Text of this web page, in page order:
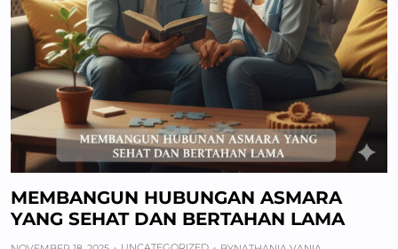
MEMBANGUN HUBUNGAN ASMARA
YANG SEHAT DAN BERTAHAN LAMA